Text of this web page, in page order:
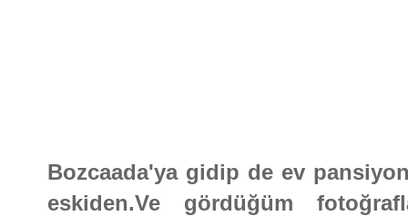
Bozcaada'ya gidip de ev
eskiden.Ve gördüğüm